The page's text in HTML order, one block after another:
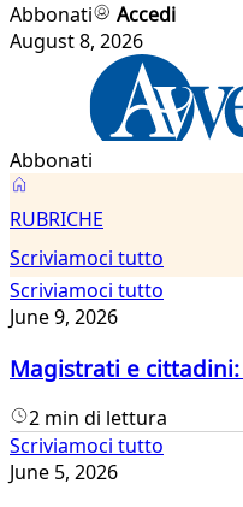
Abbonati
Accedi
August 8, 2026
Abbonati
Scriviamoci
tutto
RUBRICHE
Scriviamoci tutto
Scriviamoci tutto
June 9, 2026
Magistrati e
2 min di lettura
Scriviamoci tutto
June 5, 2026